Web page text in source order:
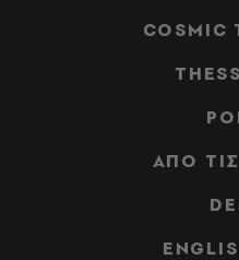
COSMIC
ΑΠΟ